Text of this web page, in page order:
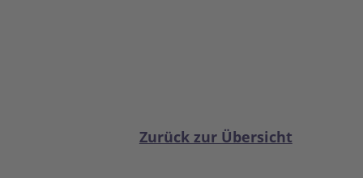
Zurück zur Übersicht